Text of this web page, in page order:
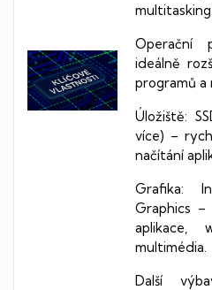
multitasking.
Operační
ideálně
programů a
Úložiště:
více) –
načítání
Grafika:
Graphics –
aplikace,
multimédia.
Další